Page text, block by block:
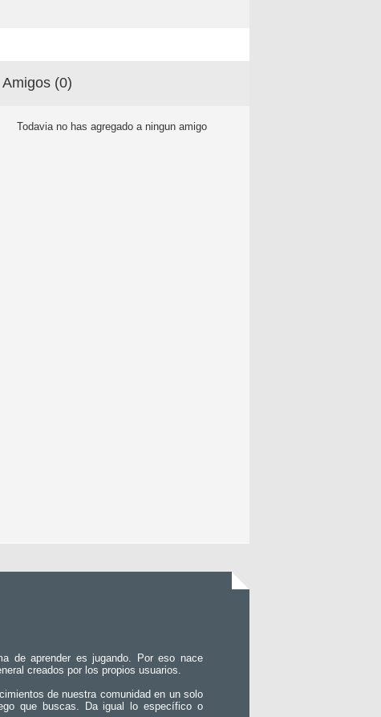
Amigos (0)
Todavia no has agregado a ningun amigo
de aprender es jugando. Por eso nace
creados por los propios usuarios.
de nuestra comunidad en un solo
que buscas. Da igual lo específico o